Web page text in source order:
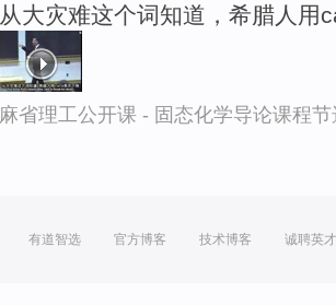
从大灾难这个词知道，希腊人用
麻省理工公开课 - 固态化学导论课程节
有道智选 官方博客 技术博客 诚聘英才